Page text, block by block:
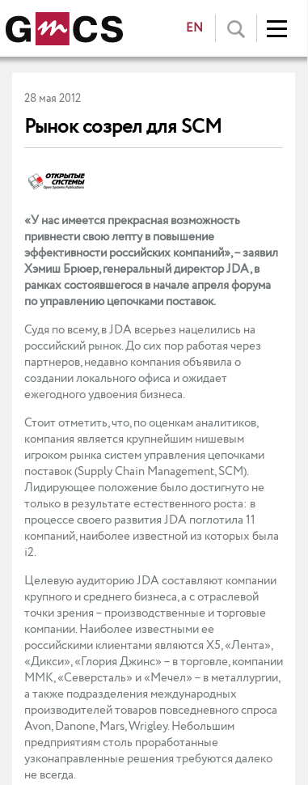
EN
28 мая 2012
Рынок созрел для SCM
«У нас имеется прекрасная возможность
привнести свою лепту в повышение
эффективности российских компаний», – заявил
Хэмиш Брюер, генеральный директор JDA, в
рамках состоявшегося в начале апреля форума
по управлению цепочками поставок.
Судя по всему, в JDA всерьез нацелились на
российский рынок. До сих пор работая через
партнеров, недавно компания объявила о
создании локального офиса и ожидает
ежегодного удвоения бизнеса.
Стоит отметить, что, по оценкам аналитиков,
компания является крупнейшим нишевым
игроком рынка систем управления цепочками
поставок (Supply Chain Management, SCM).
Лидирующее положение было достигнуто не
только в результате естественного роста: в
процессе своего развития JDA поглотила 11
компаний, наиболее известной из которых была
i2.
Целевую аудиторию JDA составляют компании
крупного и среднего бизнеса, а с отраслевой
точки зрения – производственные и торговые
компании. Наиболее известными ее
российскими клиентами являются X5, «Лента»,
«Дикси», «Глория Джинс» – в торговле, компании
ММК, «Северсталь» и «Мечел» – в металлургии,
а также подразделения международных
производителей товаров повседневного спроса
Avon, Danone, Mars, Wrigley. Небольшим
предприятиям столь проработанные
узконаправленные решения требуются далеко
не всегда.